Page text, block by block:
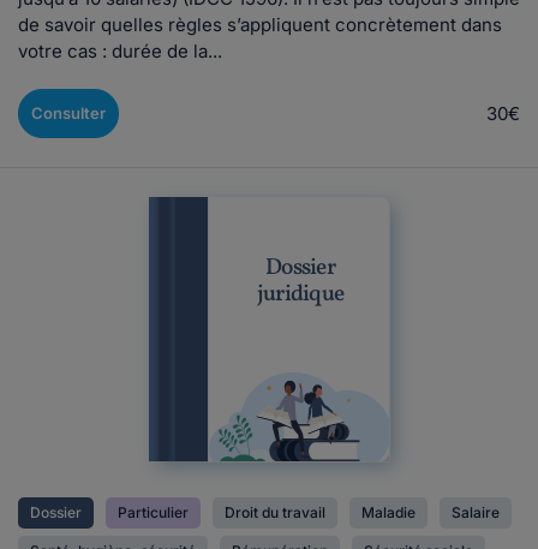
de savoir quelles règles s’appliquent concrètement dans
votre cas : durée de la...
Consulter 30€
Dossier
juridique
Dossier Particulier Droit du travail Maladie Salaire